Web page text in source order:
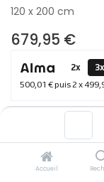
Accueil
120 x 200 cm
679,95 €
2x
3x
500,01 € puis 2 x
Ajouter à la